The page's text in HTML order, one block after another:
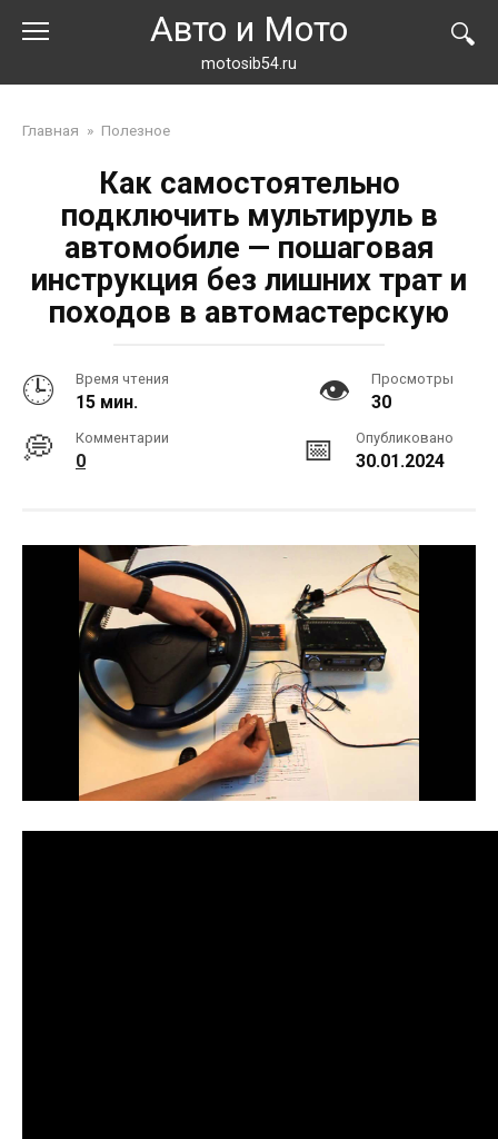
Авто и Мото
motosib54.ru
Главная » Полезное
Как самостоятельно
подключить мультируль в
автомобиле — пошаговая
инструкция без лишних трат и
походов в автомастерскую
Время чтения
15 мин.
Просмотры
30
Комментарии
0
Опубликовано
30.01.2024